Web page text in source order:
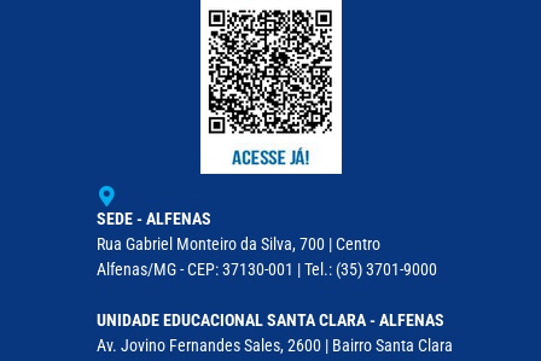
SEDE - ALFENAS
Rua Gabriel Monteiro da Silva, 700 | Centro
Alfenas/MG - CEP: 37130-001 | Tel.: (35) 3701-9000
UNIDADE EDUCACIONAL SANTA CLARA - ALFENAS
Av. Jovino Fernandes Sales, 2600 | Bairro Santa Clara